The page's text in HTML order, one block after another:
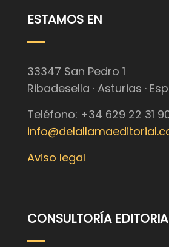
ESTAMOS EN
33347 San Pedro 1
Ribadesella · Asturias ·
Teléfono: +34 629 22 31
Aviso legal
CONSULTORÍA